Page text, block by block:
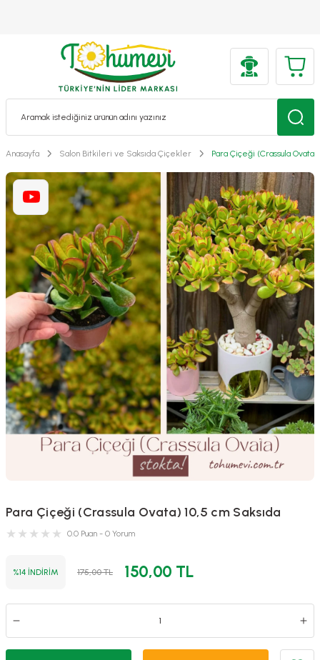
Anasayfa Salon Bitkileri ve Saksıda Çiçekler Para Çiçeği (Crassula Ovata)
Para Çiçeği (Crassula Ovata) 10,5 cm Saksıda
0.0 Puan - 0 Yorum
%14 İNDİRİM 175,00 TL 150,00 TL